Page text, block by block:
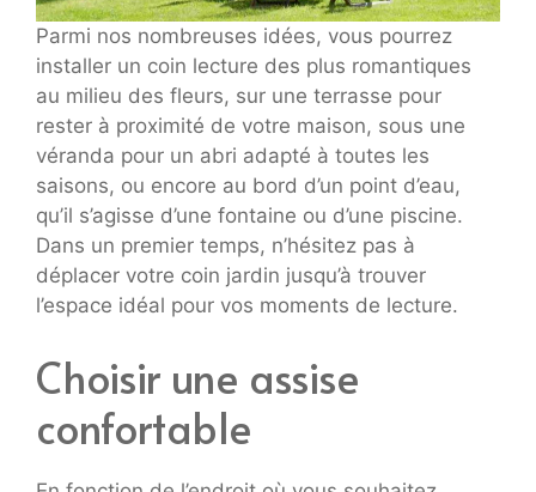
Parmi nos nombreuses idées, vous pourrez
installer un coin lecture des plus romantiques
au milieu des fleurs, sur une terrasse pour
rester à proximité de votre maison, sous une
véranda pour un abri adapté à toutes les
saisons, ou encore au bord d’un point d’eau,
qu’il s’agisse d’une fontaine ou d’une piscine.
Dans un premier temps, n’hésitez pas à
déplacer votre coin jardin jusqu’à trouver
l’espace idéal pour vos moments de lecture.
Choisir une assise
confortable